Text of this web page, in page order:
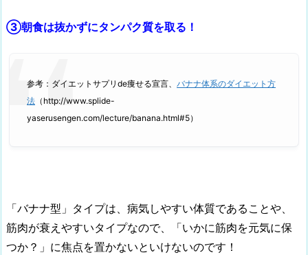
③朝食は抜かずにタンパク質を取る！
参考：ダイエットサプリde痩せる宣言、 バナナ体系のダイエット方
法 （http://www.splide-
yaserusengen.com/lecture/banana.html#5）
「バナナ型」タイプは、病気しやすい体質であることや、
筋肉が衰えやすいタイプなので、「いかに筋肉を元気に保
つか？」に焦点を置かないといけないのです！